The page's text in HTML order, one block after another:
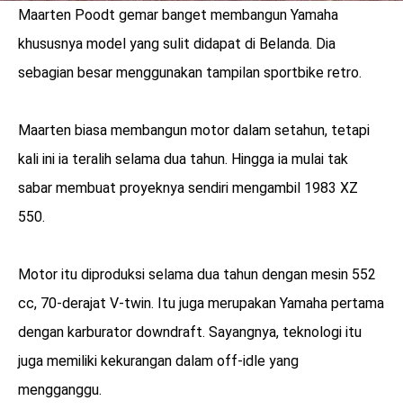
menarik
Maarten Poodt gemar banget membangun Yamaha
khususnya model yang sulit didapat di Belanda. Dia
sebagian besar menggunakan tampilan sportbike retro.
Maarten biasa membangun motor dalam setahun, tetapi
kali ini ia teralih selama dua tahun. Hingga ia mulai tak
sabar membuat proyeknya sendiri mengambil 1983 XZ
550.
Motor itu diproduksi selama dua tahun dengan mesin 552
cc, 70-derajat V-twin. Itu juga merupakan Yamaha pertama
dengan karburator downdraft. Sayangnya, teknologi itu
juga memiliki kekurangan dalam off-idle yang
mengganggu.